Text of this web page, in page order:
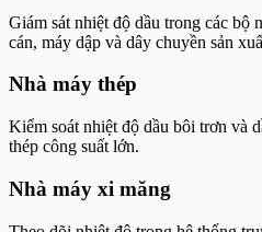
Giám sát nhiệt độ dầu trong các bộ
cán, máy dập và dây chuyền sản
Nhà máy thép
Kiểm soát nhiệt độ dầu bôi trơn và
thép công suất lớn.
Nhà máy xi măng